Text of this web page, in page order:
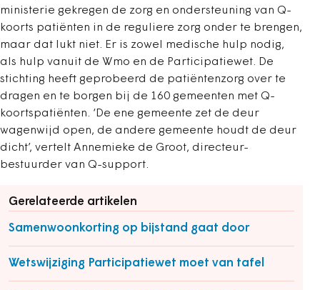
ministerie gekregen de zorg en ondersteuning van Q-
koorts patiënten in de reguliere zorg onder te brengen,
maar dat lukt niet. Er is zowel medische hulp nodig,
als hulp vanuit de Wmo en de Participatiewet. De
stichting heeft geprobeerd de patiëntenzorg over te
dragen en te borgen bij de 160 gemeenten met Q-
koortspatiënten. ‘De ene gemeente zet de deur
wagenwijd open, de andere gemeente houdt de deur
dicht’, vertelt Annemieke de Groot, directeur-
bestuurder van Q-support.
Gerelateerde artikelen
Samenwoonkorting op bijstand gaat door
Wetswijziging Participatiewet moet van tafel